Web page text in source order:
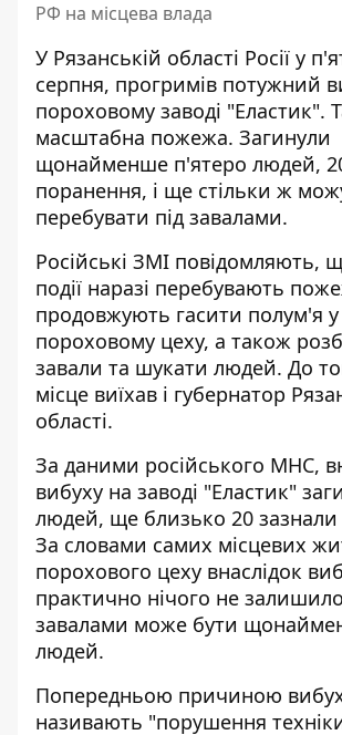
РФ на місцева влада
У Рязанській області Росії у
серпня, прогримів потужний
пороховому заводі "Еластик".
масштабна пожежа. Загинули
щонайменше п'ятеро людей,
поранення, і ще стільки ж
перебувати під завалами.
Російські ЗМІ повідомляють,
події наразі перебувають
продовжують гасити полум'я у
пороховому цеху, а також
завали та шукати людей. До
місце виїхав і губернатор
області.
За даними російського МНС,
вибуху на заводі "Еластик"
людей, ще близько 20
За словами самих місцевих
порохового цеху внаслідок
практично нічого не
завалами може бути
людей.
Попередньою причиною
називають "порушення